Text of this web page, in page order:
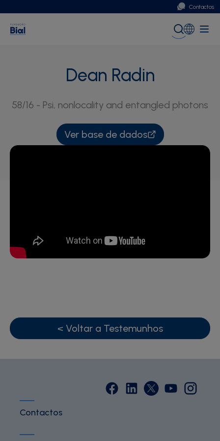
Contactos
Global (English)
Dean Radin
58/16 - Psi, nonlocality and entangled photons
Ver base de dados
< Voltar a Testemunhos
Contactos